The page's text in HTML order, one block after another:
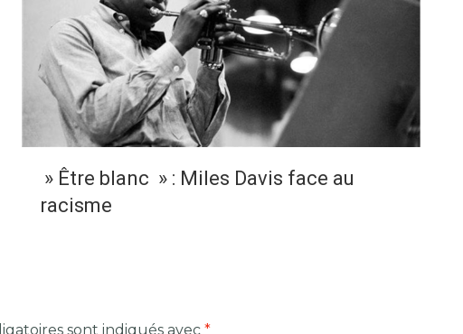
» Être blanc » : Miles Davis face au
racisme
sont indiqués avec *